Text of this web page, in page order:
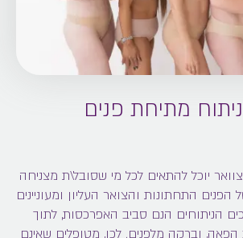
מתיחת פנים
יוכל להתאים לכל מי שסובל\ת מצניחה
התחתונות והצואר העליון ומעוניינים
הניתוחים הנם סביב האפרכסות, לתוך
וברקה מלפנים. לכן, מטופלים שאינם